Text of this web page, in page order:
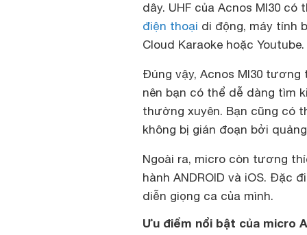
dây. UHF của Acnos MI30
điện thoại di động, máy tính
Cloud Karaoke hoặc Youtube.
Đúng vậy, Acnos MI30
nên bạn có thể dễ dàng tìm
thường xuyên. Bạn cũng có
không bị gián đoạn bởi
Ngoài ra, micro còn tương
hành ANDROID và iOS. Đặc
diễn giọng ca của mình.
Ưu điểm nổi bật của micro